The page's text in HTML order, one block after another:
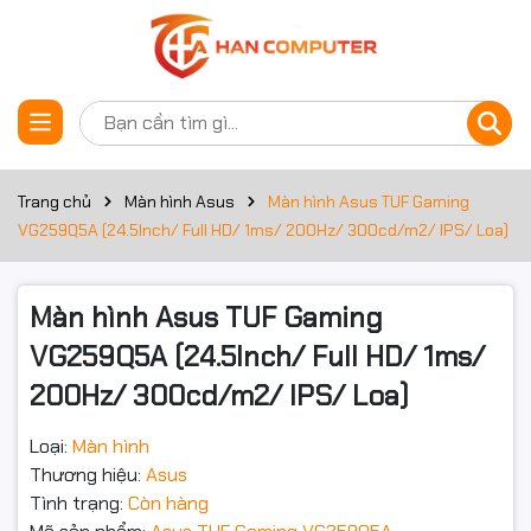
Trang chủ Màn hình Asus
Màn hình Asus TUF Gaming
VG259Q5A (24.5Inch/ Full HD/ 1ms/ 200Hz/ 300cd/m2/ IPS/ Loa)
Màn hình Asus TUF Gaming
VG259Q5A (24.5Inch/ Full HD/ 1ms/
200Hz/ 300cd/m2/ IPS/ Loa)
Loại: Màn hình
Thương hiệu: Asus
Tình trạng: Còn hàng
Thông số kỹ thuật
Màn hình
Nhu cầu Màn hình gaming
màn hình
Độ phân
Full HD (1920x1080)
Thời gian
đáp ứng
1ms
Tần số quét 200Hz
Độ sáng 300cd/m2
Đặt trước sản phẩm